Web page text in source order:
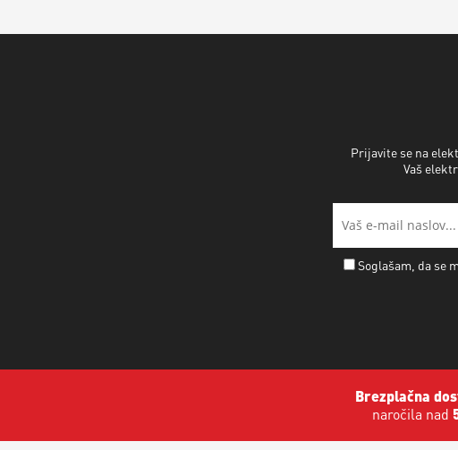
Prijavite se na
Vaš
Soglašam, da se
Brezplačna
naročila nad